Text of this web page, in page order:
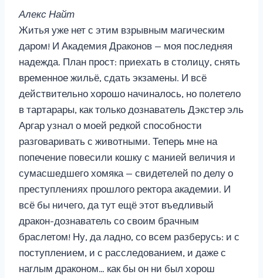
Алекс Найт
Житья уже нет с этим взрывным магическим
даром! И Академия Драконов — моя последняя
надежда. План прост: приехать в столицу, снять
временное жильё, сдать экзамены. И всё
действительно хорошо начиналось, но полетело
в тартарары, как только дознаватель Дэкстер эль
Аргар узнал о моей редкой способности
разговаривать с животными. Теперь мне на
попечение повесили кошку с манией величия и
сумасшедшего хомяка — свидетелей по делу о
преступлениях прошлого ректора академии. И
всё бы ничего, да тут ещё этот въедливый
дракон-дознаватель со своим брачным
браслетом! Ну, да ладно, со всем разберусь: и с
поступлением, и с расследованием, и даже с
наглым драконом… как бы он ни был хорош